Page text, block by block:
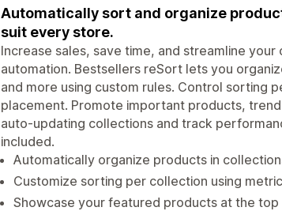
Automatically sort and organize
suit every store.
Increase sales, save time, and streamline
automation. Bestsellers reSort lets you
and more using custom rules. Control sorting
placement. Promote important products,
auto-updating collections and track
included.
Automatically organize products in
Customize sorting per collection using
Showcase your featured products at the